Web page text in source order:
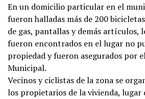
En un domicilio particular en el
fueron halladas más de 200
de gas, pantallas y demás artículos,
fueron encontrados en el lugar no
propiedad y fueron asegurados por
Municipal.
Vecinos y ciclistas de la zona se
los propietarios de la vivienda, lugar